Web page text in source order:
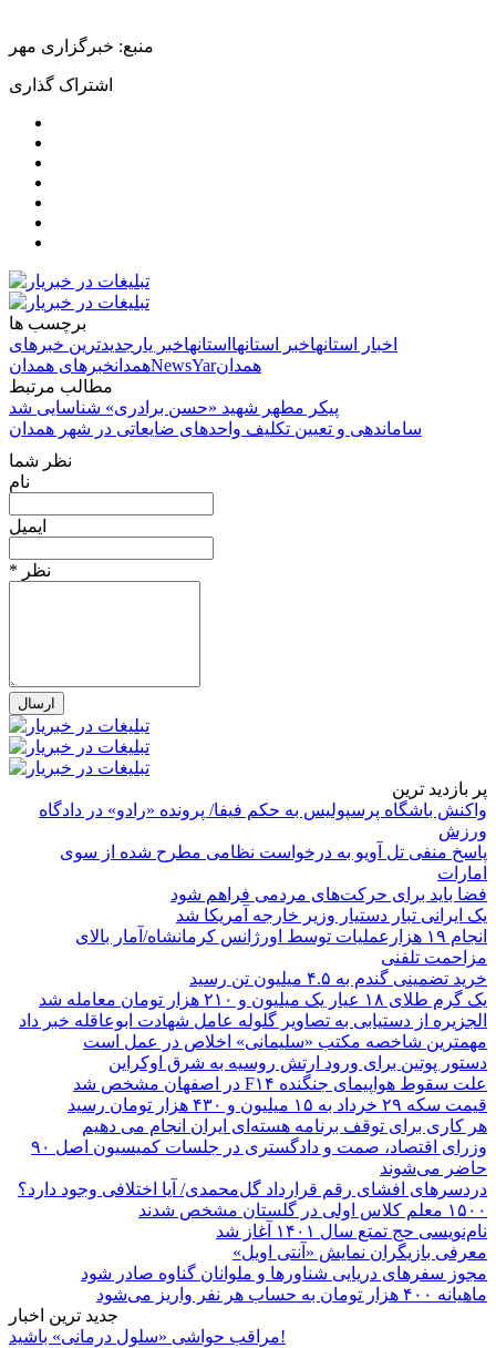
منبع: خبرگزاری مهر
اشتراک گذاری
برچسب ها
اخبار استانهاخبر استانها استانهاخبر یار جدیدترین خبرهای
همدانخبرهای همدان NewsYarهمدان
مطالب مرتبط
پیکر مطهر شهید «حسن برادری» شناسایی شد
ساماندهی و تعیین تکلیف واحدهای ضایعاتی در شهر همدان
نظر شما
نام
ایمیل
* نظر
پر بازدید ترین
واکنش باشگاه پرسپولیس به حکم فیفا/ پرونده «رادو» در دادگاه
ورزش
پاسخ منفی تل آویو به درخواست نظامی مطرح شده از سوی
امارات
فضا باید برای حرکت‌های مردمی فراهم شود
یک ایرانی تبار دستیار وزیر خارجه آمریکا شد
انجام ۱۹ هزارعملیات توسط اورژانس کرمانشاه/آمار بالای
مزاحمت تلفنی
خرید تضمینی گندم به ۴.۵ میلیون تن رسید
یک گرم طلای ۱۸ عیار یک میلیون و ۲۱۰ هزار تومان معامله شد
الجزیره از دستیابی به تصاویر گلوله عامل شهادت ابوعاقله خبر داد
مهمترین شاخصه مکتب «سلیمانی» اخلاص در عمل است
دستور پوتین برای ورود ارتش روسیه به شرق اوکراین
علت سقوط هواپیمای جنگنده F۱۴ در اصفهان مشخص شد
قیمت سکه ۲۹ خرداد به ۱۵ میلیون و ۴۳۰ هزار تومان رسید
هر کاری برای توقف برنامه هسته‌ای ایران انجام می دهیم
وزرای اقتصاد، صمت و دادگستری در جلسات کمیسیون اصل ۹۰
حاضر می‌شوند
دردسرهای افشای رقم قرارداد گل‌محمدی/ آیا اختلافی وجود دارد؟
۱۵۰۰ معلم کلاس اولی در گلستان مشخص شدند
نام‌نویسی حج تمتع سال ۱۴۰۱ آغاز شد
معرفی بازیگران نمایش «آنتی اویل»
مجوز سفرهای دریایی شناورها و ملوانان گناوه صادر شود
ماهیانه ۴۰۰ هزار تومان به حساب هر نفر واریز می‌شود
جدید ترین اخبار
مراقب حواشی «سلول درمانی» باشید!